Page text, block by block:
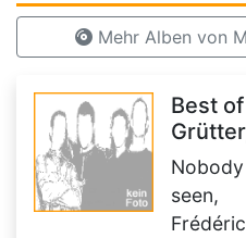
Mehr Alben von
Best
seen,